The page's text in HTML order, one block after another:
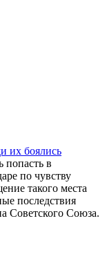
их боялись
в
по чувству
такого места
последствия
Советского Союза.